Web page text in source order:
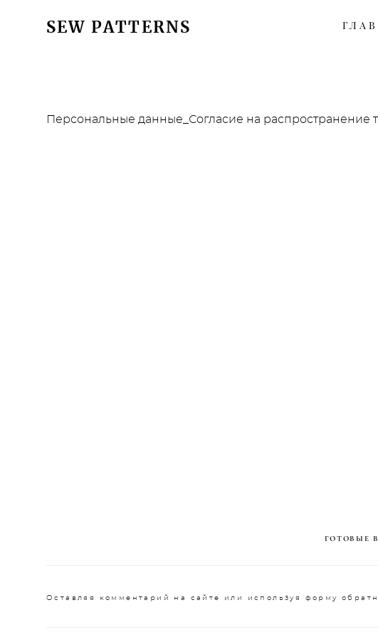
SEW PATTERNS
SEW PATTERNS
Персональные данные_Согласие на распространение
ГОТОВЫЕ
Оставляя комментарий на сайте или используя форму